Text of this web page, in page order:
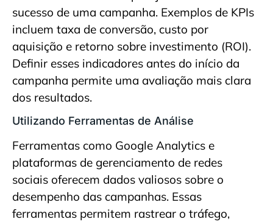
sucesso de uma campanha. Exemplos de KPIs
incluem taxa de conversão, custo por
aquisição e retorno sobre investimento (ROI).
Definir esses indicadores antes do início da
campanha permite uma avaliação mais clara
dos resultados.
Utilizando Ferramentas de Análise
Ferramentas como Google Analytics e
plataformas de gerenciamento de redes
sociais oferecem dados valiosos sobre o
desempenho das campanhas. Essas
ferramentas permitem rastrear o tráfego,